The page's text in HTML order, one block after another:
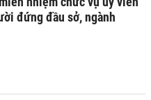
đứng đầu sở, ngành